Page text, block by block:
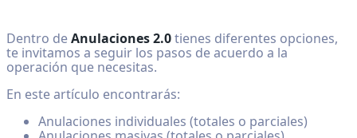
Dentro deAnulaciones 2.0tienes diferentes opciones,
te invitamos a seguir los pasos de acuerdo a la
operación que necesitas.
En este artículo encontrarás:
Anulaciones individuales (totales o parciales)